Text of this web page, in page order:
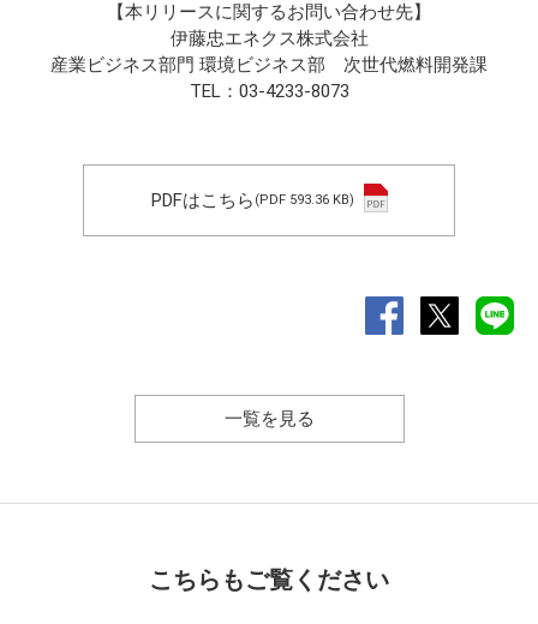
【本リリースに関するお問い合わせ先】
伊藤忠エネクス株式会社
産業ビジネス部門 環境ビジネス部 次世代燃料開発課
TEL：03-4233-8073
PDFはこちら (PDF 593.36 KB)
一覧を見る
こちらもご覧ください